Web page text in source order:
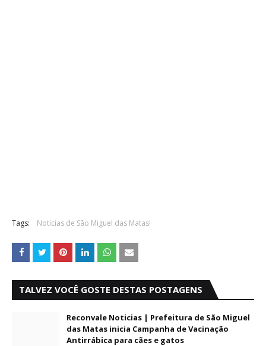
Tags: Noticias de São Miguel das Matas!
TALVEZ VOCÊ GOSTE DESTAS POSTAGENS
Reconvale Noticias | Prefeitura de São Miguel
das Matas inicia Campanha de Vacinação
Antirrábica para cães e gatos